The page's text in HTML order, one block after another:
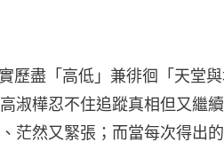
歷盡「高低」兼徘徊「天堂
淑樺忍不住追蹤真相但又繼續
茫然又緊張；而當每次得出